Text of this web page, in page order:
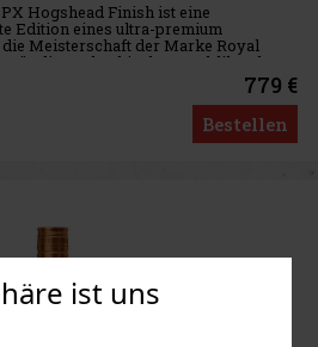
ist uns
Hogshead Finish ist eine
Edition eines ultra-premium
Meisterschaft der Marke Royal
Für die Tschechische Republik gelang
779 €
Bestellen